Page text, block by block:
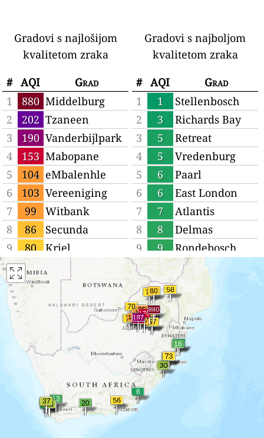
Gradovi s najlošijom
kvalitetom zraka
#
AQI
Grad
1
880 Middelburg
2
202 Tzaneen
3
190 Vanderbijlpark
4
153 Mabopane
5
104 eMbalenhle
6
103 Vereeniging
7
99
Witbank
8
86
Secunda
9
80
Kriel
10
74
Midstream
11
67
Ekangala
12
66
Ermelo
13
Durban
14
64
Mokopane
62
Lydenburg
61
Randburg
50 Phalaborwa
Gradovi s najboljom
kvalitetom zraka
#
AQI
Grad
1
1
Stellenbosch
2
3
Richards Bay
3
5
Retreat
4
5
Vredenburg
5
6
Paarl
6
6
East London
7
7
Atlantis
8
8
Delmas
9
9
Rondebosch
10
11
eSikhaleni
11
17
Kraaifontein
12
18
Worcester
13
26
Balfour
33
Port Shepstone
15
40
Pretoria
16
44
17
45